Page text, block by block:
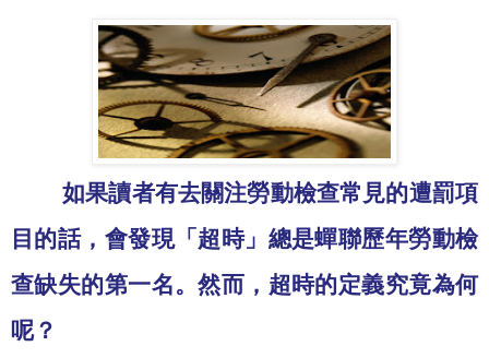
如果讀者有去關注勞動檢查常見的遭罰項
目的話，會發現「超時」總是蟬聯歷年勞動檢
查缺失的第一名。然而，超時的定義究竟為何
呢？